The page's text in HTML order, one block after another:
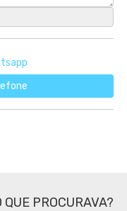
QUE PROCURAVA?